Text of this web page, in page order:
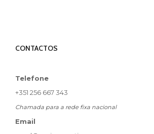
CONTACTOS
Telefone
+351 256 667 343
Chamada para a rede fixa nacional
Email